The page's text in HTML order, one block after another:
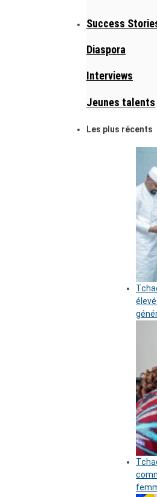
Success
Diaspora
Interviews
Jeunes talents
Les plus récents